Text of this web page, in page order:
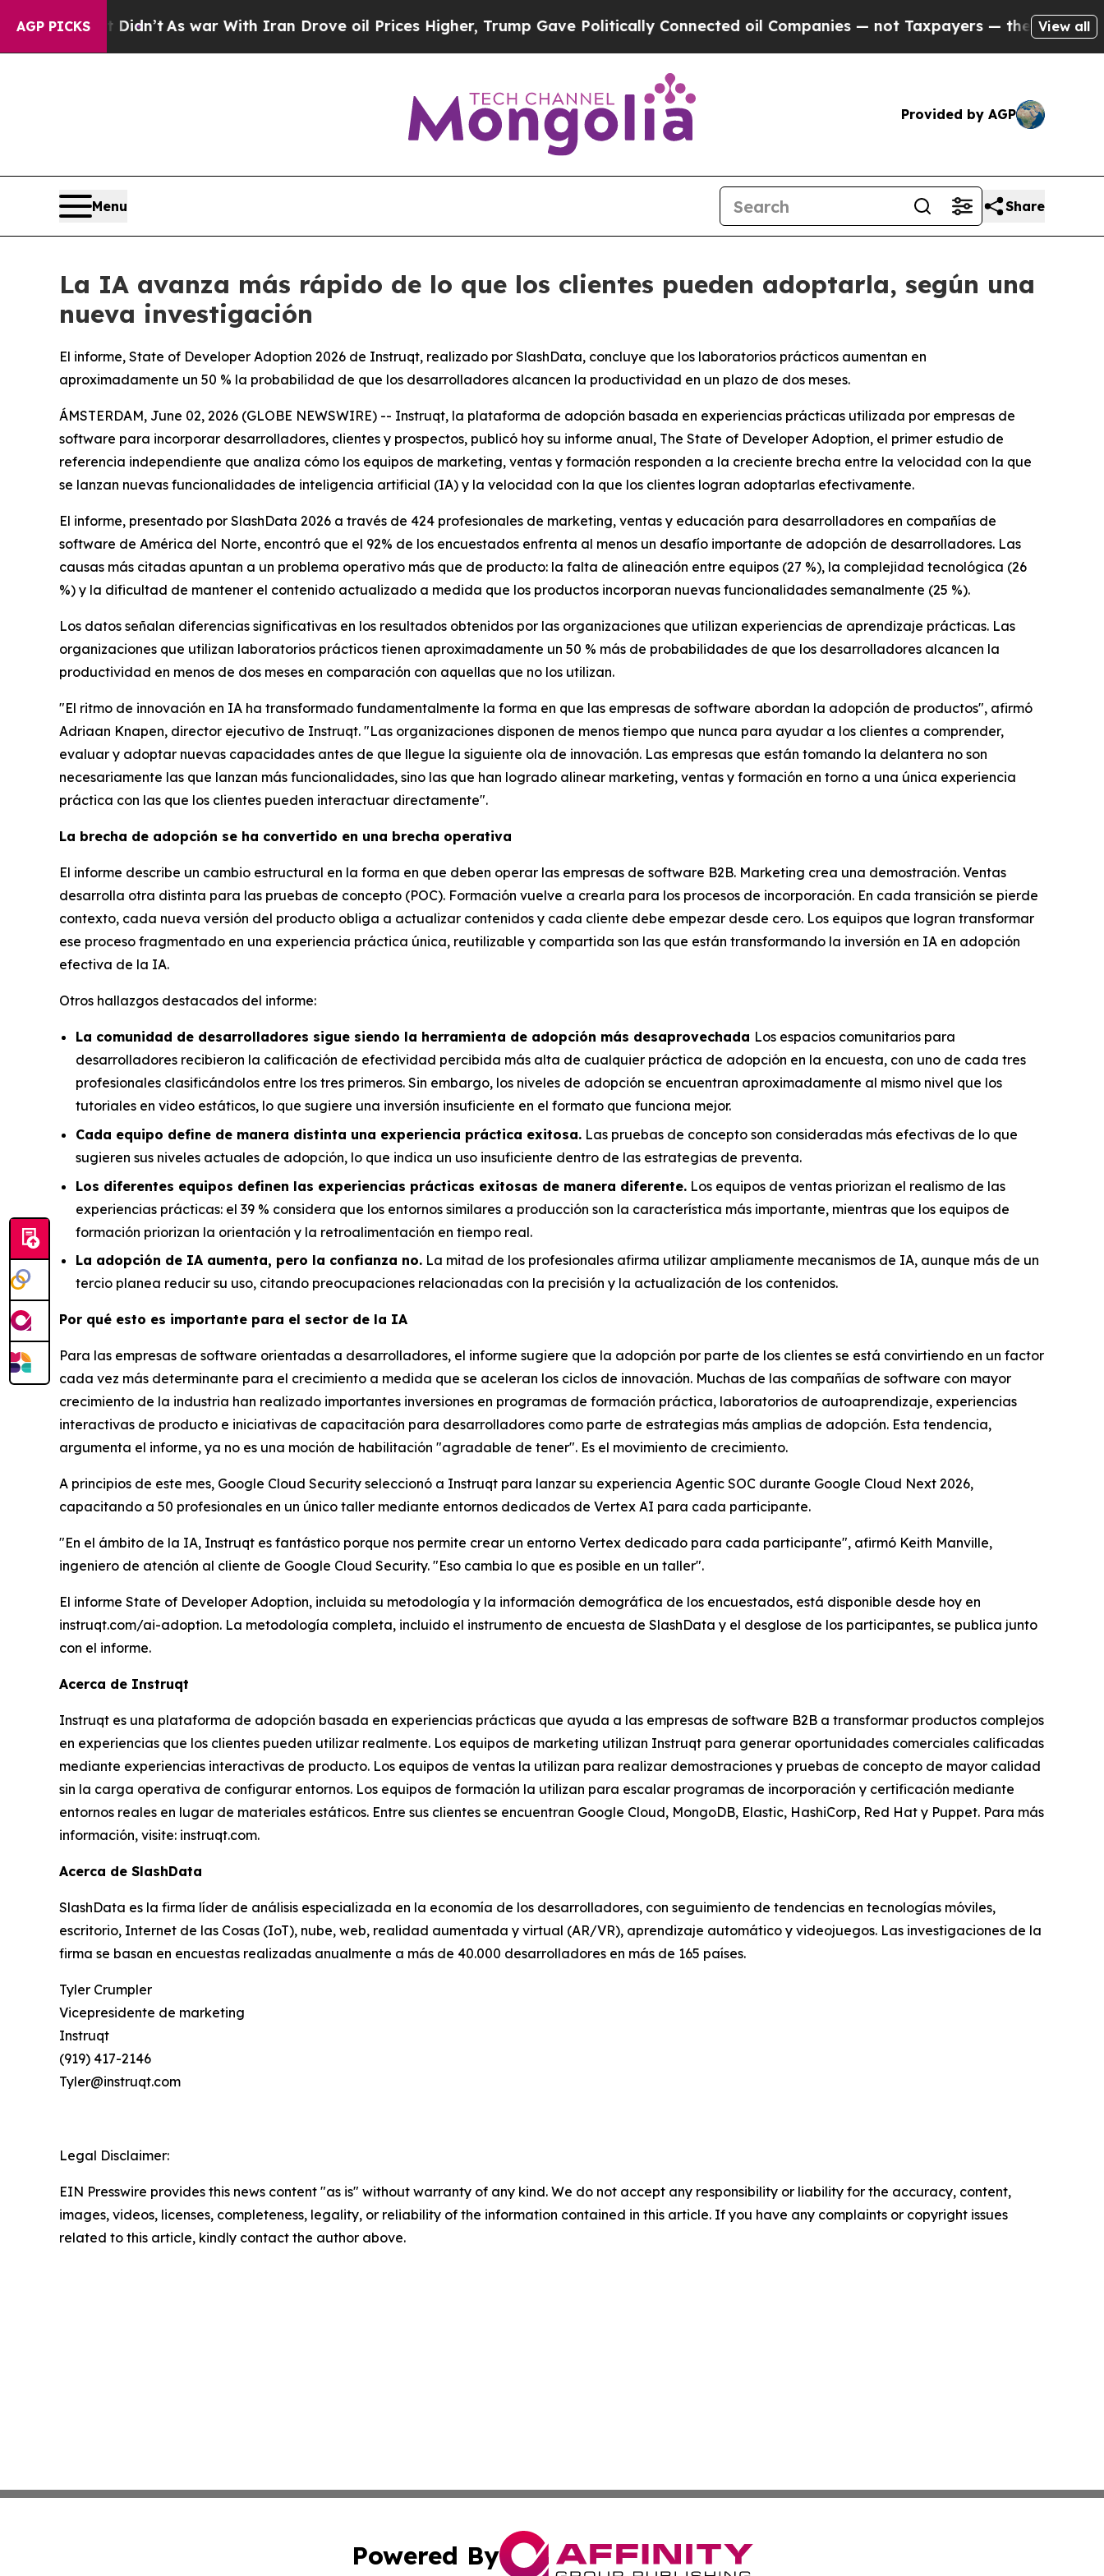
AGP PICKS
it Didn’tAs war With Iran Drove oil Prices Higher, Trump Gave Politically Connected oil Companies — not Taxpayers — the Chance to Cash in
View all
Provided by AGP
Menu Share
La IA avanza más rápido de lo que los clientes pueden adoptarla, según una
nueva investigación
El informe, State of Developer Adoption 2026 de Instruqt, realizado por SlashData, concluye que los laboratorios prácticos aumentan en
aproximadamente un 50 % la probabilidad de que los desarrolladores alcancen la productividad en un plazo de dos meses.
ÁMSTERDAM, June 02, 2026 (GLOBE NEWSWIRE) -- Instruqt, la plataforma de adopción basada en experiencias prácticas utilizada por empresas de
software para incorporar desarrolladores, clientes y prospectos, publicó hoy su informe anual, The State of Developer Adoption, el primer estudio de
referencia independiente que analiza cómo los equipos de marketing, ventas y formación responden a la creciente brecha entre la velocidad con la que
se lanzan nuevas funcionalidades de inteligencia artificial (IA) y la velocidad con la que los clientes logran adoptarlas efectivamente.
El informe, presentado por SlashData 2026 a través de 424 profesionales de marketing, ventas y educación para desarrolladores en compañías de
software de América del Norte, encontró que el 92% de los encuestados enfrenta al menos un desafío importante de adopción de desarrolladores. Las
causas más citadas apuntan a un problema operativo más que de producto: la falta de alineación entre equipos (27 %), la complejidad tecnológica (26
%) y la dificultad de mantener el contenido actualizado a medida que los productos incorporan nuevas funcionalidades semanalmente (25 %).
Los datos señalan diferencias significativas en los resultados obtenidos por las organizaciones que utilizan experiencias de aprendizaje prácticas. Las
organizaciones que utilizan laboratorios prácticos tienen aproximadamente un 50 % más de probabilidades de que los desarrolladores alcancen la
productividad en menos de dos meses en comparación con aquellas que no los utilizan.
"El ritmo de innovación en IA ha transformado fundamentalmente la forma en que las empresas de software abordan la adopción de productos", afirmó
Adriaan Knapen, director ejecutivo de Instruqt. "Las organizaciones disponen de menos tiempo que nunca para ayudar a los clientes a comprender,
evaluar y adoptar nuevas capacidades antes de que llegue la siguiente ola de innovación. Las empresas que están tomando la delantera no son
necesariamente las que lanzan más funcionalidades, sino las que han logrado alinear marketing, ventas y formación en torno a una única experiencia
práctica con las que los clientes pueden interactuar directamente".
La brecha de adopción se ha convertido en una brecha operativa
El informe describe un cambio estructural en la forma en que deben operar las empresas de software B2B. Marketing crea una demostración. Ventas
desarrolla otra distinta para las pruebas de concepto (POC). Formación vuelve a crearla para los procesos de incorporación. En cada transición se pierde
contexto, cada nueva versión del producto obliga a actualizar contenidos y cada cliente debe empezar desde cero. Los equipos que logran transformar
ese proceso fragmentado en una experiencia práctica única, reutilizable y compartida son las que están transformando la inversión en IA en adopción
efectiva de la IA.
Otros hallazgos destacados del informe:
La comunidad de desarrolladores sigue siendo la herramienta de adopción más desaprovechada Los espacios comunitarios para
desarrolladores recibieron la calificación de efectividad percibida más alta de cualquier práctica de adopción en la encuesta, con uno de cada tres
profesionales clasificándolos entre los tres primeros. Sin embargo, los niveles de adopción se encuentran aproximadamente al mismo nivel que los
tutoriales en video estáticos, lo que sugiere una inversión insuficiente en el formato que funciona mejor.
Cada equipo define de manera distinta una experiencia práctica exitosa. Las pruebas de concepto son consideradas más efectivas de lo que
sugieren sus niveles actuales de adopción, lo que indica un uso insuficiente dentro de las estrategias de preventa.
Los diferentes equipos definen las experiencias prácticas exitosas de manera diferente. Los equipos de ventas priorizan el realismo de las
experiencias prácticas: el 39 % considera que los entornos similares a producción son la característica más importante, mientras que los equipos de
formación priorizan la orientación y la retroalimentación en tiempo real.
La adopción de IA aumenta, pero la confianza no. La mitad de los profesionales afirma utilizar ampliamente mecanismos de IA, aunque más de un
tercio planea reducir su uso, citando preocupaciones relacionadas con la precisión y la actualización de los contenidos.
Por qué esto es importante para el sector de la IA
Para las empresas de software orientadas a desarrolladores, el informe sugiere que la adopción por parte de los clientes se está convirtiendo en un factor
cada vez más determinante para el crecimiento a medida que se aceleran los ciclos de innovación. Muchas de las compañías de software con mayor
crecimiento de la industria han realizado importantes inversiones en programas de formación práctica, laboratorios de autoaprendizaje, experiencias
interactivas de producto e iniciativas de capacitación para desarrolladores como parte de estrategias más amplias de adopción. Esta tendencia,
argumenta el informe, ya no es una moción de habilitación "agradable de tener". Es el movimiento de crecimiento.
A principios de este mes, Google Cloud Security seleccionó a Instruqt para lanzar su experiencia Agentic SOC durante Google Cloud Next 2026,
capacitando a 50 profesionales en un único taller mediante entornos dedicados de Vertex AI para cada participante.
"En el ámbito de la IA, Instruqt es fantástico porque nos permite crear un entorno Vertex dedicado para cada participante", afirmó Keith Manville,
ingeniero de atención al cliente de Google Cloud Security. "Eso cambia lo que es posible en un taller".
El informe State of Developer Adoption, incluida su metodología y la información demográfica de los encuestados, está disponible desde hoy en
instruqt.com/ai-adoption. La metodología completa, incluido el instrumento de encuesta de SlashData y el desglose de los participantes, se publica junto
con el informe.
Acerca de Instruqt
Instruqt es una plataforma de adopción basada en experiencias prácticas que ayuda a las empresas de software B2B a transformar productos complejos
en experiencias que los clientes pueden utilizar realmente. Los equipos de marketing utilizan Instruqt para generar oportunidades comerciales calificadas
mediante experiencias interactivas de producto. Los equipos de ventas la utilizan para realizar demostraciones y pruebas de concepto de mayor calidad
sin la carga operativa de configurar entornos. Los equipos de formación la utilizan para escalar programas de incorporación y certificación mediante
entornos reales en lugar de materiales estáticos. Entre sus clientes se encuentran Google Cloud, MongoDB, Elastic, HashiCorp, Red Hat y Puppet. Para más
información, visite: instruqt.com.
Acerca de SlashData
SlashData es la firma líder de análisis especializada en la economía de los desarrolladores, con seguimiento de tendencias en tecnologías móviles,
escritorio, Internet de las Cosas (IoT), nube, web, realidad aumentada y virtual (AR/VR), aprendizaje automático y videojuegos. Las investigaciones de la
firma se basan en encuestas realizadas anualmente a más de 40.000 desarrolladores en más de 165 países.
Tyler Crumpler
Vicepresidente de marketing
Instruqt
(919) 417-2146
Tyler@instruqt.com
Legal Disclaimer:
EIN Presswire provides this news content "as is" without warranty of any kind. We do not accept any responsibility or liability for the accuracy, content,
images, videos, licenses, completeness, legality, or reliability of the information contained in this article. If you have any complaints or copyright issues
related to this article, kindly contact the author above.
Powered By